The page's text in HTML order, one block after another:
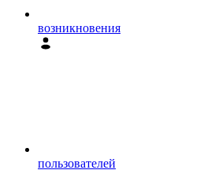
возникновения
пользователей